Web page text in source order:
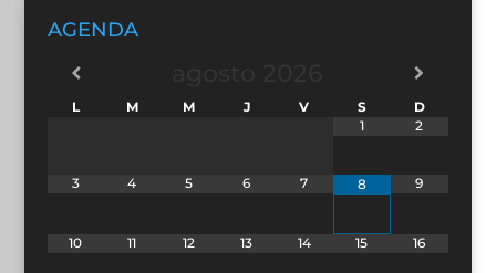
AGENDA
L M M J V S
D
1
2
3 4 5 6 7 8 9
10 11 12 13 14 15 16